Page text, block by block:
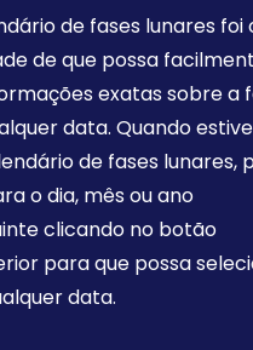
de fases lunares foi
de que possa
exatas sobre a
data. Quando
de fases lunares,
o dia, mês ou ano
clicando no botão
para que possa
data.